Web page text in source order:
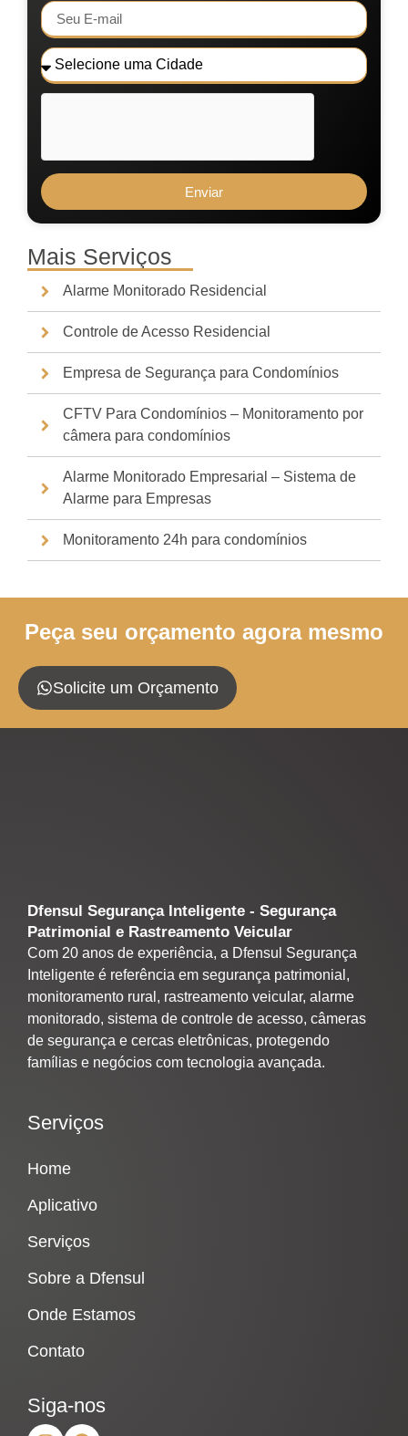
Enviar
Mais Serviços
Alarme Monitorado Residencial
Controle de Acesso Residencial
Empresa de Segurança para Condomínios
CFTV Para Condomínios – Monitoramento por
câmera para condomínios
Alarme Monitorado Empresarial – Sistema de
Alarme para Empresas
Monitoramento 24h para condomínios
Peça seu orçamento agora mesmo
Solicite um Orçamento
Dfensul Segurança Inteligente - Segurança
Patrimonial e Rastreamento Veicular
Com 20 anos de experiência, a Dfensul Segurança
Inteligente é referência em segurança patrimonial,
monitoramento rural, rastreamento veicular, alarme
monitorado, sistema de controle de acesso, câmeras
de segurança e cercas eletrônicas, protegendo
famílias e negócios com tecnologia avançada.
Serviços
Home
Aplicativo
Serviços
Sobre a Dfensul
Onde Estamos
Contato
Siga-nos